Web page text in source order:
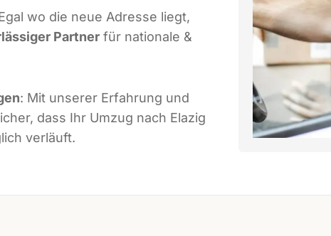
wo die neue Adresse liegt,
Partner für nationale &
: Mit unserer Erfahrung und
dass Ihr Umzug nach Elazig
verläuft.